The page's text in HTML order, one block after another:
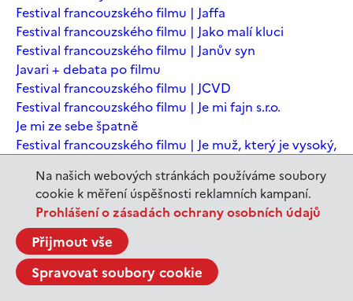
Na našich webových stránkách používáme soubory
cookie k měření úspěšnosti reklamních kampaní.
Prohlášení o zásadách ochrany osobních údajů
Přijmout vše
Spravovat soubory cookie
Festival francouzského filmu | Jaffa
Festival francouzského filmu | Jako malí kluci
Festival francouzského filmu | Janův syn
Javari + debata po filmu
Festival francouzského filmu | JCVD
Festival francouzského filmu | Je mi fajn s.r.o.
Je mi ze sebe špatně
Festival francouzského filmu | Je muž, který je vysoký,
Chomským
Festival francouzského filmu | Je to jen konec světa
Festival francouzského filmu | Je to jen konec světa
Festival francouzského filmu | Jeanne du Barry -
Králova milenka
Jeanne du Barry – Králova milenka